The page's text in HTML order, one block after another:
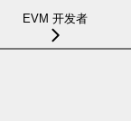
EVM 开发者